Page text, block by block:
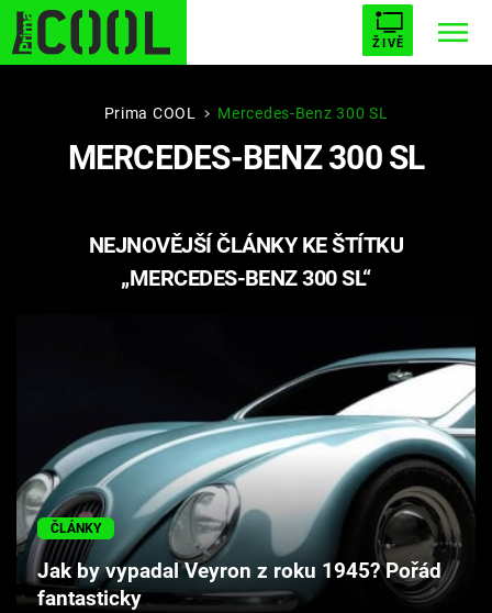
ŽIVĚ
STARHOUSE BUFFY, PŘEMOŽITELKA UPÍRŮ
ESCAPE PLNEJ KOTEL AVENGERS 5
Témata
Hry
Cool Esport
Pořady
Prima COOL Mercedes-Benz 300 SL
MERCEDES-BENZ 300 SL
NEJNOVĚJŠÍ ČLÁNKY KE ŠTÍTKU
„MERCEDES-BENZ 300 SL“
ČLÁNKY
Jak by vypadal Veyron z roku 1945? Pořád
fantasticky